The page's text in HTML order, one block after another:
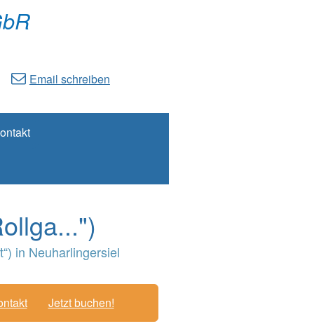
Email schreiben
in Neuharlingersiel
Jetzt buchen!